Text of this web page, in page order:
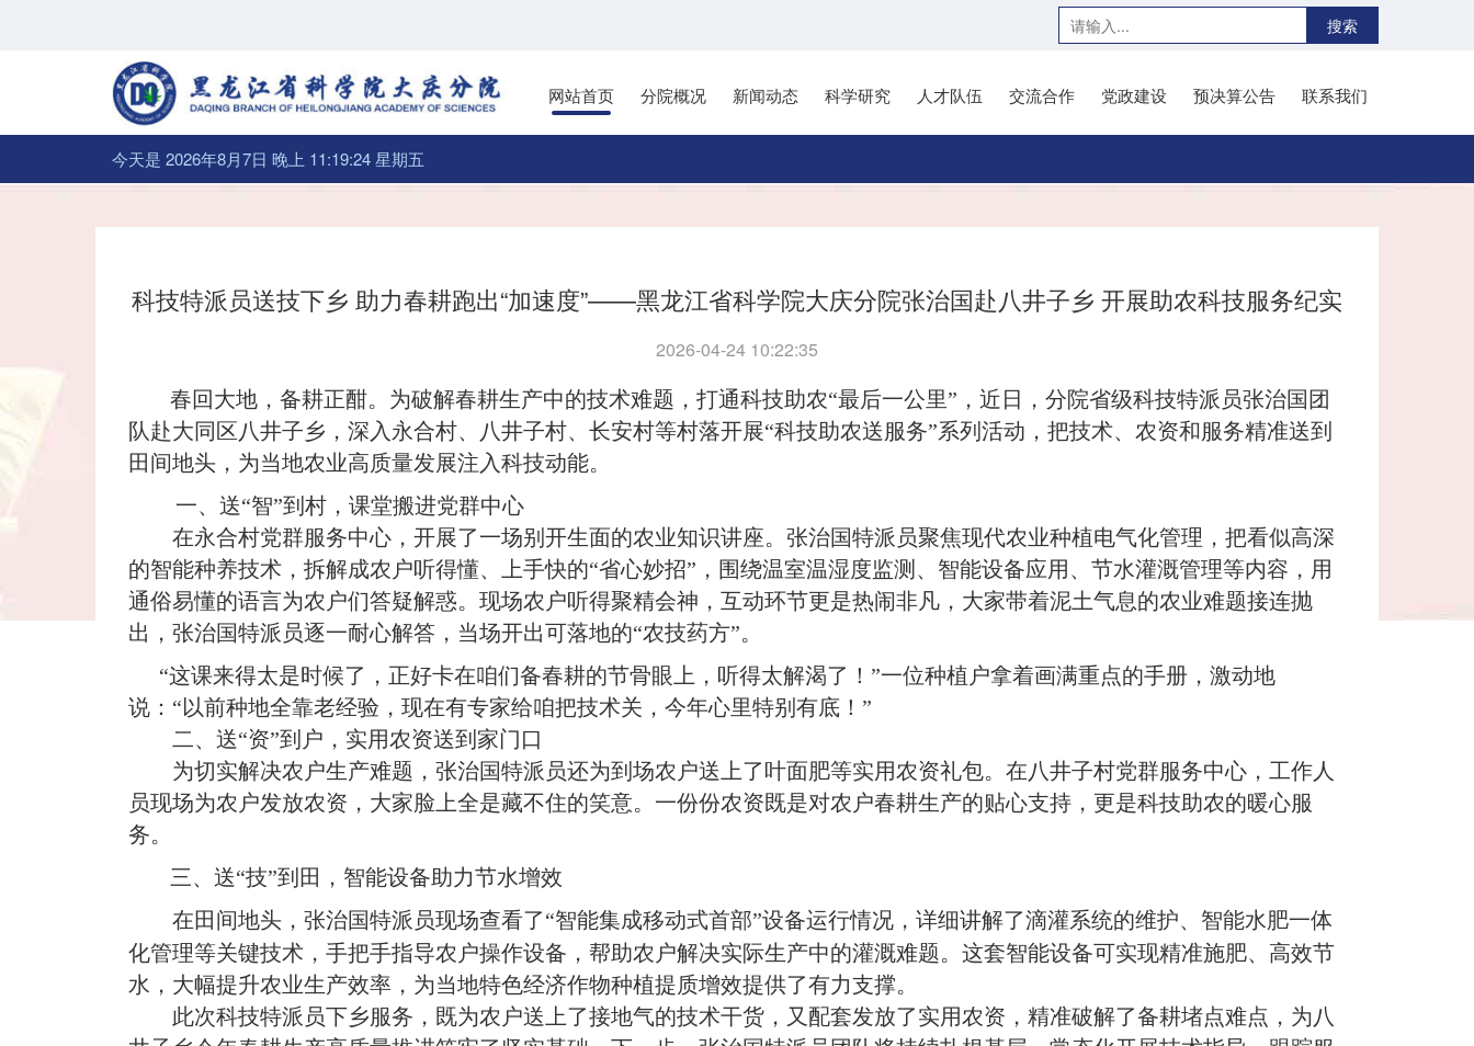
搜索
网站首页 分院概况 新闻动态 科学研究 人才队伍 交流合作 党政建设 预决算公告 联系我们
今天是 2026年8月7日 晚上 11:19:24 星期五
科技特派员送技下乡 助力春耕跑出“加速度”——黑龙江省科学院大庆分院张治国赴八井子乡 开展助农科技服务纪实
2026-04-24 10:22:35
春回大地，备耕正酣。为破解春耕生产中的技术难题，打通科技助农“最后一公里”，近日，分院省级科技特派员张治国团
队赴大同区八井子乡，深入永合村、八井子村、长安村等村落开展“科技助农送服务”系列活动，把技术、农资和服务精准送到
田间地头，为当地农业高质量发展注入科技动能。
一、送“智”到村，课堂搬进党群中心
在永合村党群服务中心，开展了一场别开生面的农业知识讲座。张治国特派员聚焦现代农业种植电气化管理，把看似高深
的智能种养技术，拆解成农户听得懂、上手快的“省心妙招”，围绕温室温湿度监测、智能设备应用、节水灌溉管理等内容，用
通俗易懂的语言为农户们答疑解惑。现场农户听得聚精会神，互动环节更是热闹非凡，大家带着泥土气息的农业难题接连抛
出，张治国特派员逐一耐心解答，当场开出可落地的“农技药方”。
“这课来得太是时候了，正好卡在咱们备春耕的节骨眼上，听得太解渴了！”一位种植户拿着画满重点的手册，激动地
说：“以前种地全靠老经验，现在有专家给咱把技术关，今年心里特别有底！”
二、送“资”到户，实用农资送到家门口
为切实解决农户生产难题，张治国特派员还为到场农户送上了叶面肥等实用农资礼包。在八井子村党群服务中心，工作人
员现场为农户发放农资，大家脸上全是藏不住的笑意。一份份农资既是对农户春耕生产的贴心支持，更是科技助农的暖心服
务。
三、送“技”到田，智能设备助力节水增效
在田间地头，张治国特派员现场查看了“智能集成移动式首部”设备运行情况，详细讲解了滴灌系统的维护、智能水肥一体
化管理等关键技术，手把手指导农户操作设备，帮助农户解决实际生产中的灌溉难题。这套智能设备可实现精准施肥、高效节
水，大幅提升农业生产效率，为当地特色经济作物种植提质增效提供了有力支撑。
此次科技特派员下乡服务，既为农户送上了接地气的技术干货，又配套发放了实用农资，精准破解了备耕堵点难点，为八